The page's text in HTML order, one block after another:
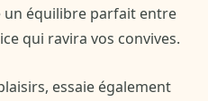
un équilibre parfait entre
qui ravira vos convives.
essaie également